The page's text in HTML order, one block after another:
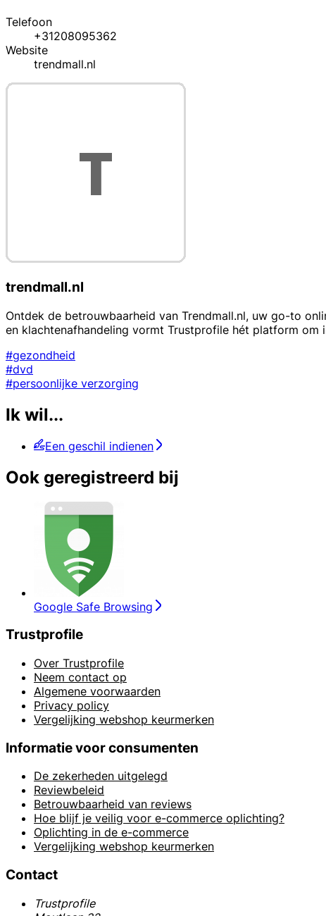
Telefoon
+31208095362
Website
trendmall.nl
trendmall.nl
Ontdek de betrouwbaarheid van Trendmall.nl, uw go-to
en klachtenafhandeling vormt Trustprofile hét platform
#gezondheid
#dvd
#persoonlijke verzorging
Ik wil...
Een geschil indienen
Ook geregistreerd bij
Google Safe Browsing
Trustprofile
Over Trustprofile
Neem contact op
Algemene voorwaarden
Privacy policy
Vergelijking webshop keurmerken
Informatie voor consumenten
De zekerheden uitgelegd
Reviewbeleid
Betrouwbaarheid van reviews
Hoe blijf je veilig voor e-commerce oplichting?
Oplichting in de e-commerce
Vergelijking webshop keurmerken
Contact
Trustprofile